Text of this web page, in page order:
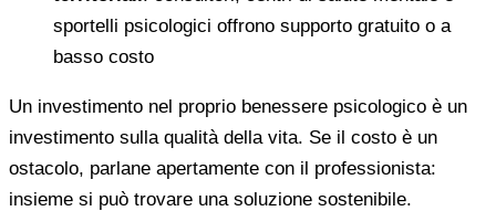
sportelli psicologici offrono supporto gratuito o a
basso costo
Un investimento nel proprio benessere psicologico è un
investimento sulla qualità della vita. Se il costo è un
ostacolo, parlane apertamente con il professionista:
insieme si può trovare una soluzione sostenibile.